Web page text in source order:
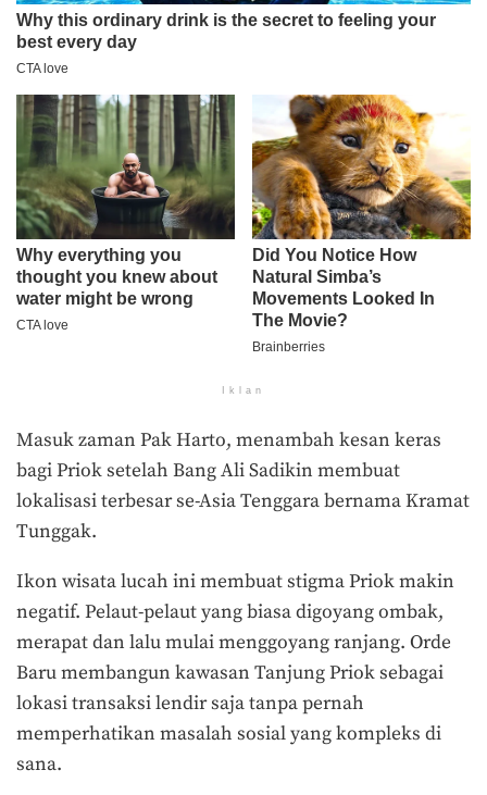
Iklan
Masuk zaman Pak Harto, menambah kesan keras
bagi Priok setelah Bang Ali Sadikin membuat
lokalisasi terbesar se-Asia Tenggara bernama Kramat
Tunggak.
Ikon wisata lucah ini membuat stigma Priok makin
negatif. Pelaut-pelaut yang biasa digoyang ombak,
merapat dan lalu mulai menggoyang ranjang. Orde
Baru membangun kawasan Tanjung Priok sebagai
lokasi transaksi lendir saja tanpa pernah
memperhatikan masalah sosial yang kompleks di
sana.